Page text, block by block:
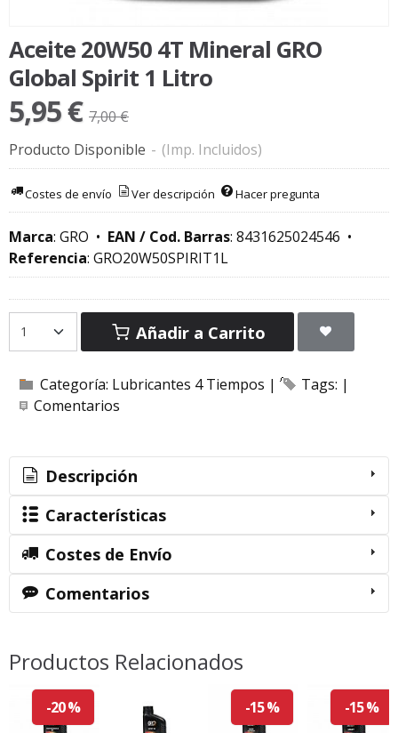
Aceite 20W50 4T Mineral GRO
Global Spirit 1 Litro
5,95 € 7,00 €
Producto Disponible - (Imp. Incluidos)
Costes de envío Ver descripción Hacer pregunta
Marca: GRO • EAN / Cod. Barras: 8431625024546 •
Referencia: GRO20W50SPIRIT1L
Añadir a Carrito
Categoría: Lubricantes 4 Tiempos | Tags: |
Comentarios
Descripción
Características
Costes de Envío
Comentarios
Productos Relacionados
-20 % -15 % -15 %